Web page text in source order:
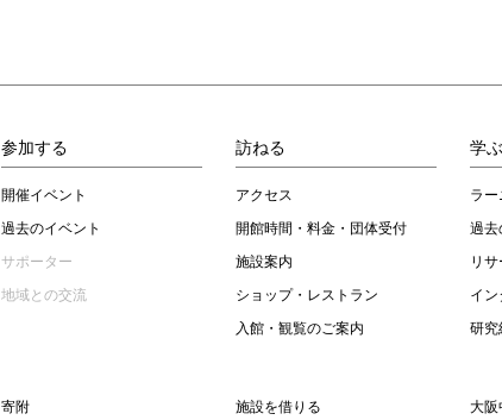
参加する
開催イベント
過去のイベント
サポーター
地域との交流
訪ねる
アクセス
開館時間・料金・団体受付
施設案内
ショップ・レストラン
入館・観覧のご案内
学ぶ
ラ
過去
リ
イ
研究
寄附 施設を借りる 大阪